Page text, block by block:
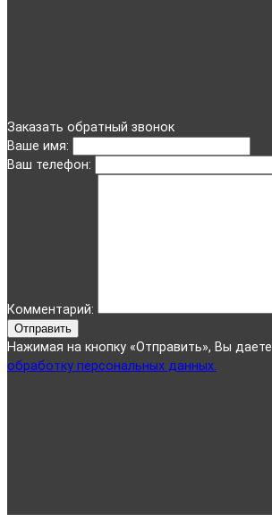
Заказать обратный звонок
Ваше имя:
Ваш телефон:
Комментарий:
Отправить
Нажимая на кнопку «Отправить», Вы даете
обработку персональных данных.